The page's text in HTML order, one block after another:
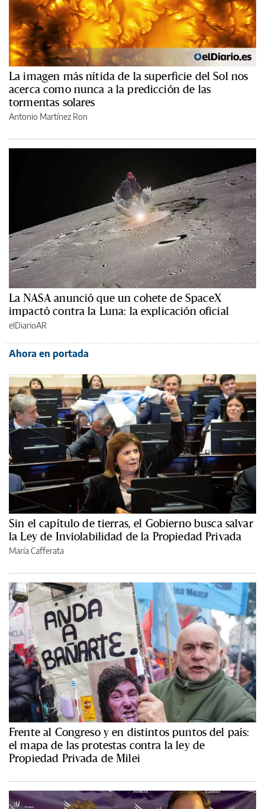
La imagen más nítida de la superficie del Sol nos
acerca como nunca a la predicción de las
tormentas solares
Antonio Martínez Ron
La NASA anunció que un cohete de SpaceX
impactó contra la Luna: la explicación oficial
elDiarioAR
Ahora en portada
Sin el capítulo de tierras, el Gobierno busca salvar
la Ley de Inviolabilidad de la Propiedad Privada
María Cafferata
Frente al Congreso y en distintos puntos del país:
el mapa de las protestas contra la ley de
Propiedad Privada de Milei